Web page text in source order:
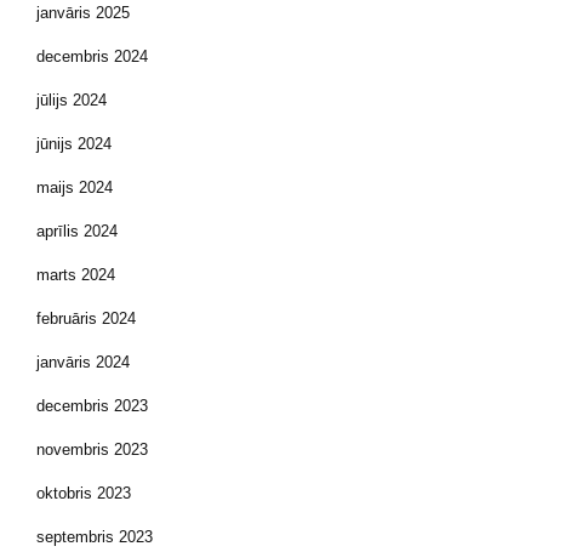
janvāris 2025
decembris 2024
jūlijs 2024
jūnijs 2024
maijs 2024
aprīlis 2024
marts 2024
februāris 2024
janvāris 2024
decembris 2023
novembris 2023
oktobris 2023
septembris 2023